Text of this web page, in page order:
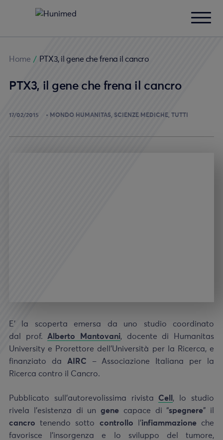
Home / PTX3, il gene che frena il cancro
PTX3, il gene che frena il cancro
17/02/2015 MONDO HUMANITAS SCIENZE MEDICHE TUTTI
E’ la scoperta emersa da uno studio coordinato
dal prof. Alberto Mantovani, docente di Humanitas
University e Prorettore dell’Università per la Ricerca, e
finanziato da AIRC – Associazione Italiana per la
Ricerca contro il Cancro.
Pubblicato sull’autorevolissima rivista Cell , lo studio
rivela l’esistenza di un gene capace di “spegnere” il
cancro tenendo sotto controllo l’infiammazioneche
favorisce l’insorgenza e lo sviluppo del tumore,